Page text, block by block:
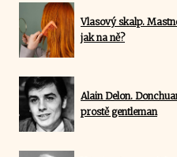
Vlasový skalp.
jak na ně?
Alain Delon.
prostě gentleman